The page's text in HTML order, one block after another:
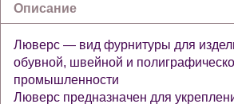
Описание
Люверс — вид фурнитуры для
обувной, швейной и
промышленности
Люверс предназначен для